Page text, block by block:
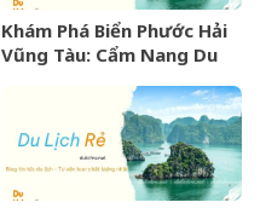
Khám Phá Biển Phước Hải
Vũng Tàu: Cẩm Nang Du